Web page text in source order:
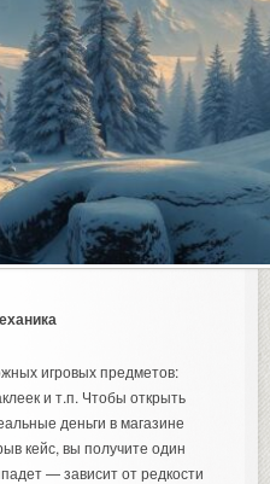
игровых предметов:
и т.п. Чтобы открыть
деньги в магазине
кейс, вы получите один
— зависит от редкости